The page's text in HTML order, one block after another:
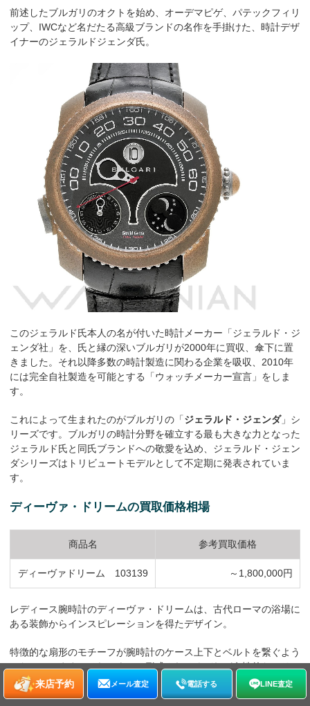
前述したブルガリのオクトを始め、オーデマピゲ、パテックフィリ
ップ、IWCなど名だたる高級ブランドの名作を手掛けた、時計デザ
イナーのジェラルドジェンダ氏。
このジェラルド氏本人の名が付いた時計メーカー「ジェラルド・ジ
ェンダ社」を、氏と縁の深いブルガリが2000年に買収、傘下に置
きました。それ以降多数の時計製造に関わる企業を吸収、2010年
には完全自社製造を可能とする「ウォッチメーカー宣言」をしま
す。
これによって生まれたのがブルガリの「ジェラルド・ジェンダ」シ
リーズです。ブルガリの時計分野を確立する最も大きな力となった
ジェラルド氏と同氏ブランドへの敬愛を込め、ジェラルド・ジェン
ダシリーズはトリビュートモデルとして不定期に発表されていま
す。
ディーヴァ・ドリームの買取価格相場
商品名 参考買取価格
ディーヴァドリーム 103139 ～1,800,000円
レディース腕時計のディーヴァ・ドリームは、古代ローマの浴場に
ある装飾からインスピレーションを得たデザイン。
特徴的な扇形のモチーフが腕時計のケース上下とベルトを繋ぐよう
になっています。それによって形成されるくびれが女性的なメリハ
リを感じさせます。
来店予約 メール査定 電話する LINE査定